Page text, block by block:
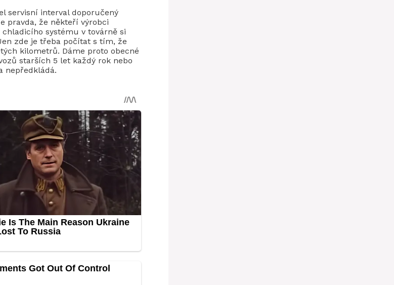
servisní interval doporučený
pravda, že někteří výrobci
systému v továrně si
zde je třeba počítat s tím, že
kilometrů. Dáme proto obecné
starších 5 let každý rok nebo
nepředkládá.